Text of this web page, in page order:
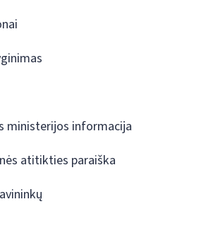
ministerijos informacija
atitikties paraiška